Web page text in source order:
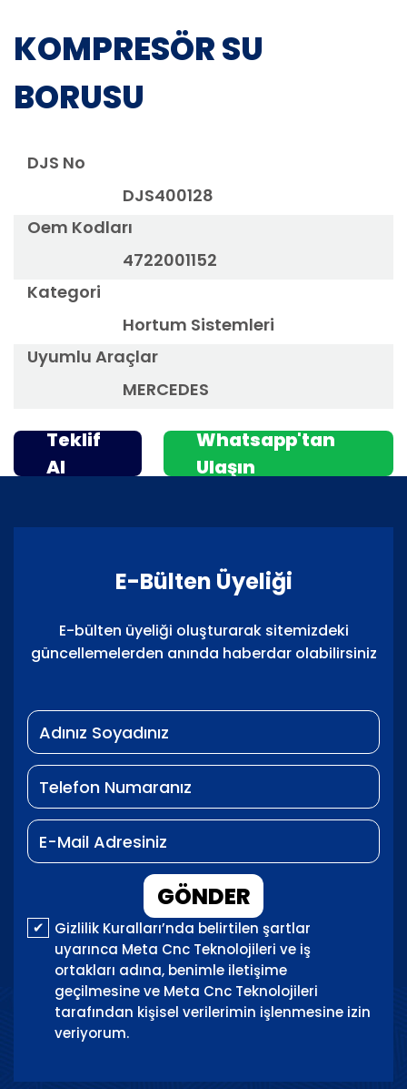
KOMPRESÖR SU
BORUSU
DJS No
DJS400128
Oem Kodları
4722001152
Kategori
Hortum Sistemleri
Uyumlu Araçlar
MERCEDES
Teklif
Al
Whatsapp'tan
Ulaşın
E-Bülten Üyeliği
E-bülten üyeliği oluşturarak sitemizdeki
güncellemelerden anında haberdar olabilirsiniz
GÖNDER
Gizlilik Kuralları’nda belirtilen şartlar
uyarınca Meta Cnc Teknolojileri ve iş
ortakları adına, benimle iletişime
geçilmesine ve Meta Cnc Teknolojileri
tarafından kişisel verilerimin işlenmesine izin
veriyorum.